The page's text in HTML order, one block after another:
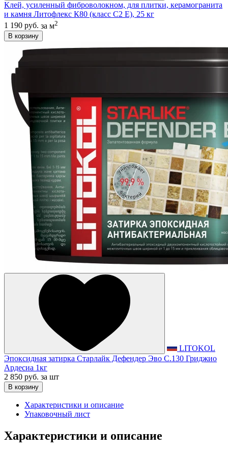
Клей, усиленный фиброволокном, для плитки, керамогранита
и камня Литофлекс К80 (класс С2 E), 25 кг
1 190 руб. за м2
В корзину
LITOKOL
Эпоксидная затирка Старлайк Дефендер Эво С.130 Гриджио
Ардесиа 1кг
2 850 руб. за шт
В корзину
Характеристики и описание
Упаковочный лист
Характеристики и описание